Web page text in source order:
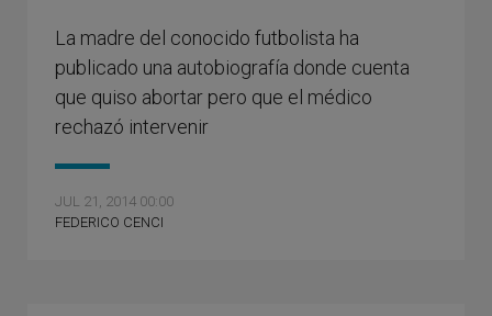
La madre del conocido futbolista ha
publicado una autobiografía donde cuenta
que quiso abortar pero que el médico
rechazó intervenir
JUL 21, 2014 00:00
FEDERICO CENCI